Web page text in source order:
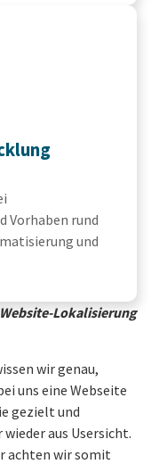
Vorhaben rund
und
Lokalisierung
wir genau,
uns eine Webseite
gezielt und
aus Usersicht.
achten wir somit